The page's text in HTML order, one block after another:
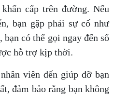
cấp trên đường. Nếu
bạn gặp phải sự cố như
bạn có thể gọi ngay đến số
hỗ trợ kịp thời.
viên đến giúp đỡ bạn
đảm bảo rằng bạn không